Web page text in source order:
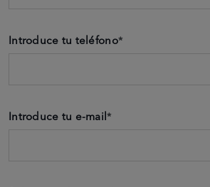
Introduce tu teléfono*
Introduce tu e-mail*